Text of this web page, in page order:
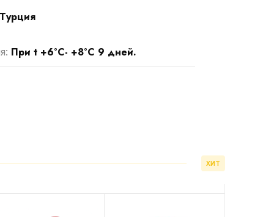
Турция
При t +6°С- +8°С 9 дней.
ХИТ